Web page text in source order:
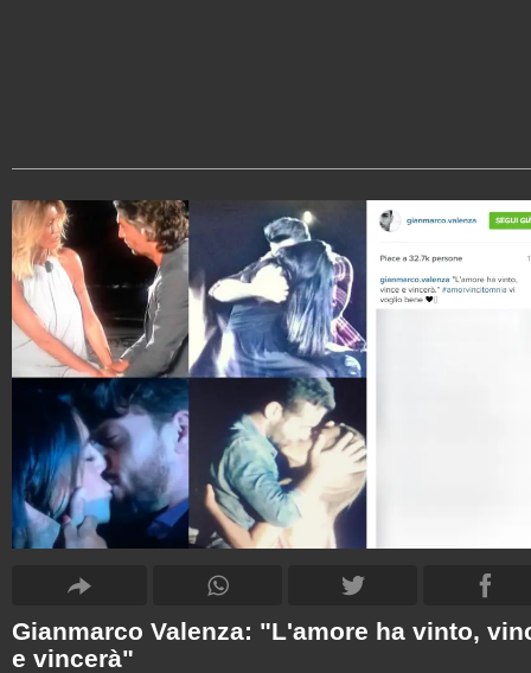
Gianmarco Valenza: "L'amore ha vinto,
e vincerà"